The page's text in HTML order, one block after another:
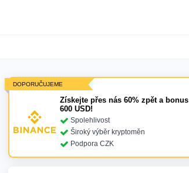
DOPORUČUJEME
Získejte přes nás 60% zpět a bonus
600 USD!
Spolehlivost
Široký výběr kryptoměn
Podpora CZK